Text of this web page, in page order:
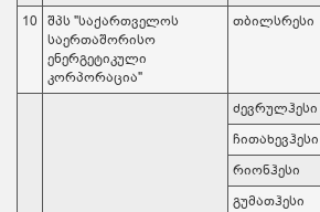
10
შპს "საქართველოს
საერთაშორისო
ენერგეტიკული
კორპორაცია"
თბილსრესი
ძევრულჰესი
ჩითახევჰესი
რიონჰესი
გუმათჰესი